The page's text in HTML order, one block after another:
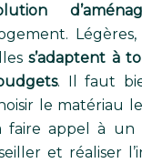
Légères,
s’adaptent à
. Il faut
le matériau
faire appel à un
et réaliser